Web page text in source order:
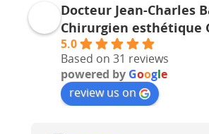
Docteur Jean-Charles
Chirurgien esthétique
5.0
Based on 31 reviews
powered by Google
review us on